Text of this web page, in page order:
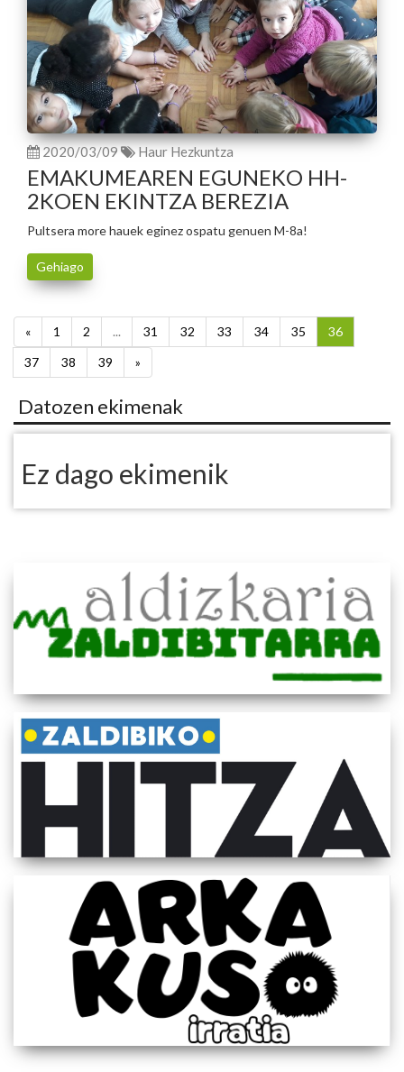
2020/03/09 Haur Hezkuntza
EMAKUMEAREN EGUNEKO HH-
2KOEN EKINTZA BEREZIA
Pultsera more hauek eginez ospatu genuen M-8a!
Gehiago
« 1 2 ... 31 32 33 34 35
36
37
38 39 »
Datozen ekimenak
Ez dago ekimenik